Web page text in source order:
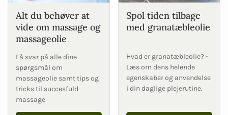
Alt du behøver at
vide om massage og
massageolie
Få svar på alle dine
spørgsmål om
massageolie samt tips og
tricks til succesfuld
massage
Spol tiden tilbage
med granatæbleolie
Hvad er granatæbleolie? -
Læs om dens helende
egenskaber og anvendelse
i din daglige plejerutine.